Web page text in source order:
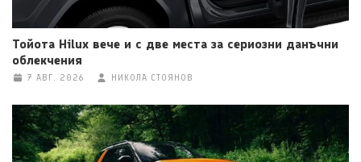
Тойота Hilux вече и с две места за сериозни данъчни
облекчения
7 АВГ. 2026 НИКОЛА СТОЯНОВ